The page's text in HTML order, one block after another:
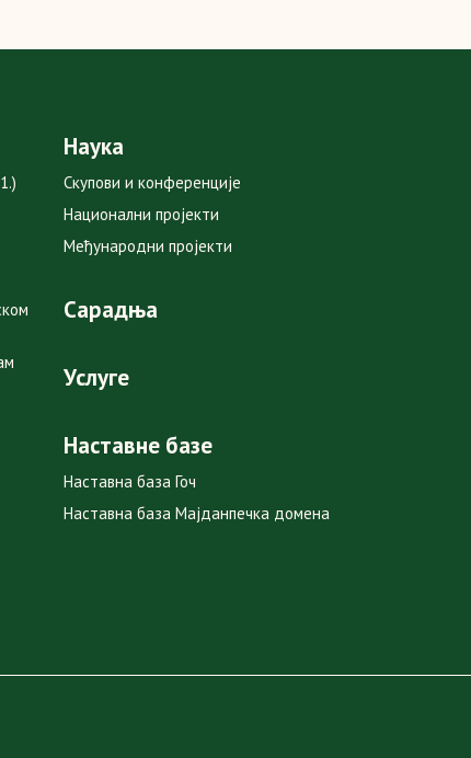
Наука
Скупови и конференције
Национални пројекти
Међународни пројекти
Сарадња
Услуге
Наставне базе
Наставна база Гоч
Наставна база Мајданпечка домена